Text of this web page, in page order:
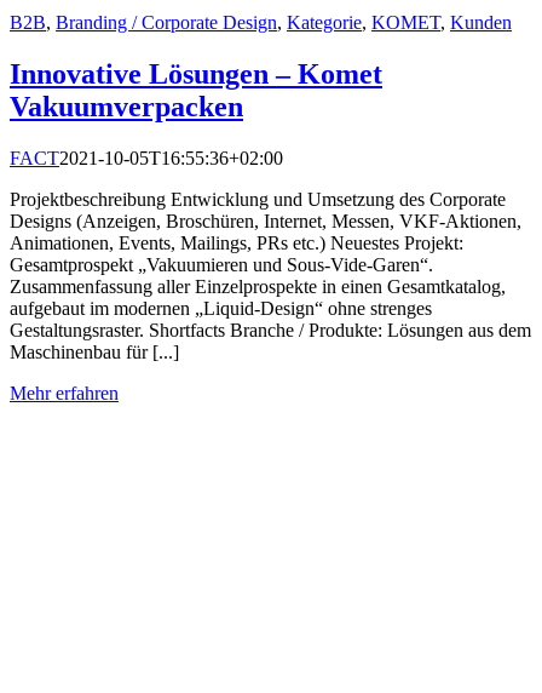
B2B, Branding / Corporate Design, Kategorie, KOMET, Kunden
Innovative Lösungen – Komet
Vakuumverpacken
FACT2021-10-05T16:55:36+02:00
Projektbeschreibung Entwicklung und Umsetzung des Corporate
Designs (Anzeigen, Broschüren, Internet, Messen, VKF-Aktionen,
Animationen, Events, Mailings, PRs etc.) Neuestes Projekt:
Gesamtprospekt „Vakuumieren und Sous-Vide-Garen“.
Zusammenfassung aller Einzelprospekte in einen Gesamtkatalog,
aufgebaut im modernen „Liquid-Design“ ohne strenges
Gestaltungsraster. Shortfacts Branche / Produkte: Lösungen aus dem
Maschinenbau für [...]
Mehr erfahren